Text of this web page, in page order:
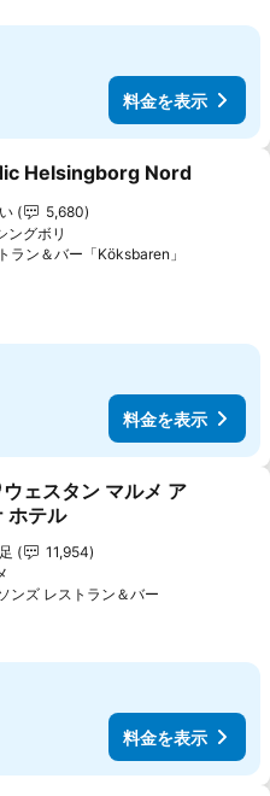
料金を表示
気に入りに追加
Helsingborg Nord
ランク
5,680
ングボリ
ラン＆バー「Köksbaren」
料金を表示
気に入りに追加
ェスタン マルメ ア
ホテル
ランク
11,954
ンズ レストラン＆バー
料金を表示